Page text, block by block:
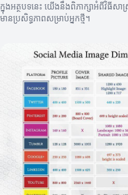
ក្នុងអត្ថបទនេះ យើងនឹងពិភាក្សាអំពីវិធីស
មានប្រសិទ្ធភាពសម្រាប់អ្នកថ្មី។